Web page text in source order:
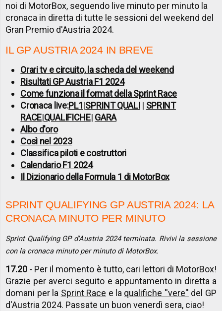
noi di MotorBox, seguendo live minuto per minuto la
cronaca in diretta di tutte le sessioni del weekend del
Gran Premio d'Austria 2024.
IL GP AUSTRIA 2024 IN BREVE
Orari tv e circuito, la scheda del weekend
Risultati GP Austria F1 2024
Come funziona il format della Sprint Race
Cronaca live:PL1|SPRINT QUALI | SPRINT
RACE|QUALIFICHE| GARA
Albo d'oro
Così nel 2023
Classifica piloti e costruttori
Calendario F1 2024
Il Dizionario della Formula 1 di MotorBox
SPRINT QUALIFYING GP AUSTRIA 2024: LA
CRONACA MINUTO PER MINUTO
Sprint Qualifying GP d'Austria 2024 terminata. Rivivi la sessione
con la cronaca minuto per minuto di MotorBox.
17.20 - Per il momento è tutto, cari lettori di MotorBox!
Grazie per averci seguito e appuntamento in diretta a
domani per la Sprint Race e la qualifiche ''vere'' del GP
d'Austria 2024. Passate un buon venerdì sera, ciao!